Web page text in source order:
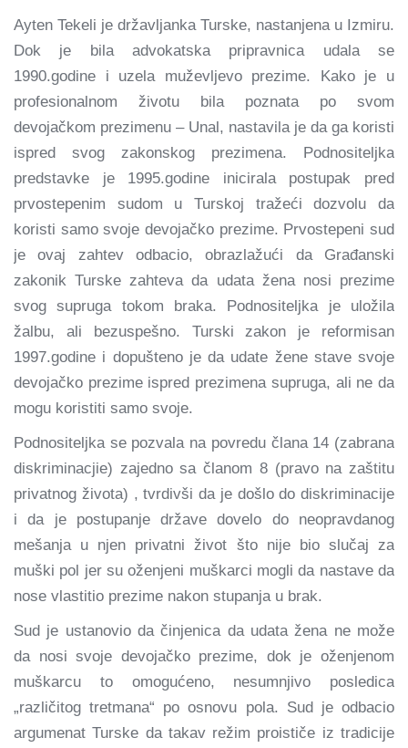
Ayten Tekeli je državljanka Turske, nastanjena u Izmiru.
Dok je bila advokatska pripravnica udala se
1990.godine i uzela muževljevo prezime. Kako je u
profesionalnom životu bila poznata po svom
devojačkom prezimenu – Unal, nastavila je da ga koristi
ispred svog zakonskog prezimena. Podnositeljka
predstavke je 1995.godine inicirala postupak pred
prvostepenim sudom u Turskoj tražeći dozvolu da
koristi samo svoje devojačko prezime. Prvostepeni sud
je ovaj zahtev odbacio, obrazlažući da Građanski
zakonik Turske zahteva da udata žena nosi prezime
svog supruga tokom braka. Podnositeljka je uložila
žalbu, ali bezuspešno. Turski zakon je reformisan
1997.godine i dopušteno je da udate žene stave svoje
devojačko prezime ispred prezimena supruga, ali ne da
mogu koristiti samo svoje.
Podnositeljka se pozvala na povredu člana 14 (zabrana
diskriminacjie) zajedno sa članom 8 (pravo na zaštitu
privatnog života) , tvrdivši da je došlo do diskriminacije
i da je postupanje države dovelo do neopravdanog
mešanja u njen privatni život što nije bio slučaj za
muški pol jer su oženjeni muškarci mogli da nastave da
nose vlastitio prezime nakon stupanja u brak.
Sud je ustanovio da činjenica da udata žena ne može
da nosi svoje devojačko prezime, dok je oženjenom
muškarcu to omogućeno, nesumnjivo posledica
„različitog tretmana“ po osnovu pola. Sud je odbacio
argumenat Turske da takav režim proističe iz tradicije